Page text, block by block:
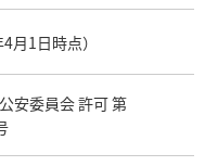
月1日時点）
安委員会 許可 第